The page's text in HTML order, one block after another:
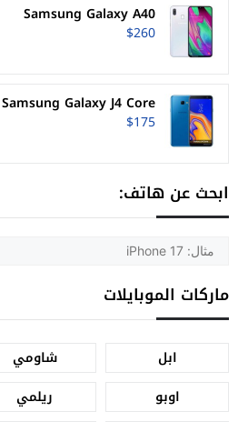
Samsung Galaxy A40
$260
Samsung Galaxy J4 Core
$175
ابحث عن هاتف:
ماركات الموبايلات
ابل شاومي
اوبو
ريلمي